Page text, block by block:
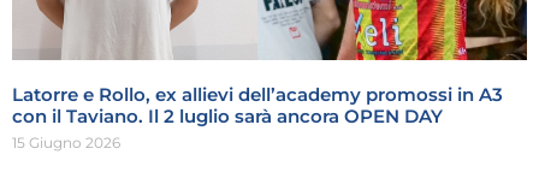
Latorre e Rollo, ex allievi dell’academy promossi in A3
con il Taviano. Il 2 luglio sarà ancora OPEN DAY
15 Giugno 2026